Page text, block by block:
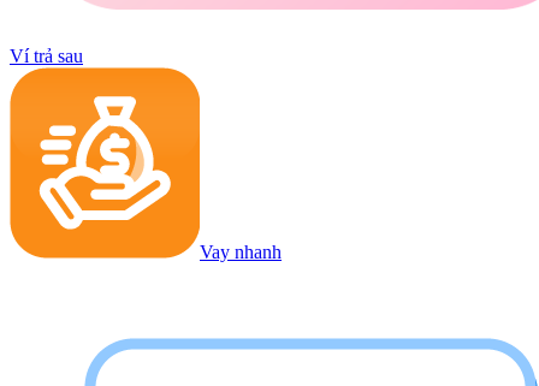
Ví trả sau
Vay nhanh